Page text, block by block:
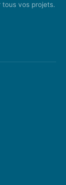
tous vos projets.